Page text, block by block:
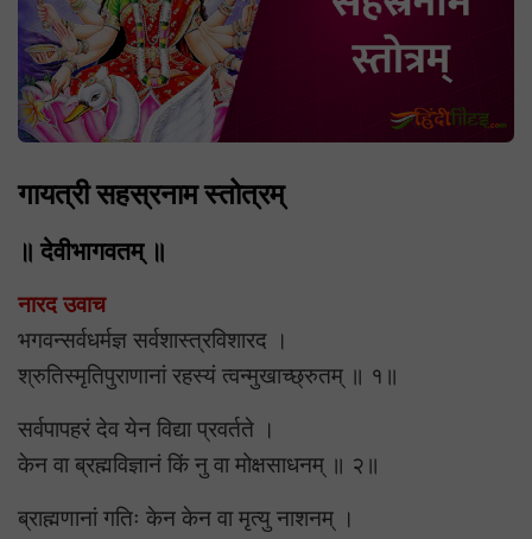
गायत्री सहस्रनाम स्तोत्रम्
॥ देवीभागवतम् ॥
नारद उवाच
भगवन्सर्वधर्मज्ञ सर्वशास्त्रविशारद ।
श्रुतिस्मृतिपुराणानां रहस्यं त्वन्मुखाच्छ्रुतम् ॥ १॥
सर्वपापहरं देव येन विद्या प्रवर्तते ।
केन वा ब्रह्मविज्ञानं किं नु वा मोक्षसाधनम् ॥ २॥
ब्राह्मणानां गतिः केन केन वा मृत्यु नाशनम् ।